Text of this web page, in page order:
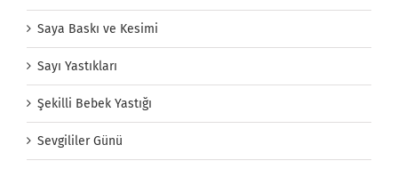
Saya Baskı ve Kesimi
Sayı Yastıkları
Şekilli Bebek Yastığı
Sevgililer Günü